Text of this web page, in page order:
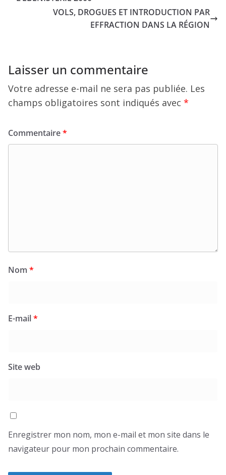
VOLS, DROGUES ET INTRODUCTION PAR
EFFRACTION DANS LA RÉGION
Laisser un commentaire
Votre adresse e-mail ne sera pas publiée. Les
champs obligatoires sont indiqués avec *
Commentaire*
Nom *
E-mail*
Site web
Enregistrer mon nom, mon e-mail et mon site dans le
navigateur pour mon prochain commentaire.